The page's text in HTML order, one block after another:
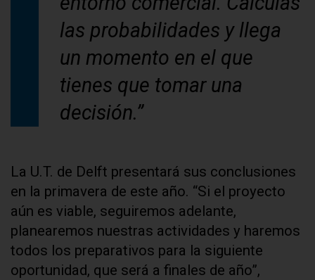
las probabilidades y llega
un momento en el que
tienes que tomar una
decisión.”
La U.T. de Delft presentará sus conclusiones
en la primavera de este año. “Si el proyecto
aún es viable, seguiremos adelante,
planearemos nuestras actividades y haremos
todos los preparativos para la siguiente
oportunidad, que será a finales de año”,